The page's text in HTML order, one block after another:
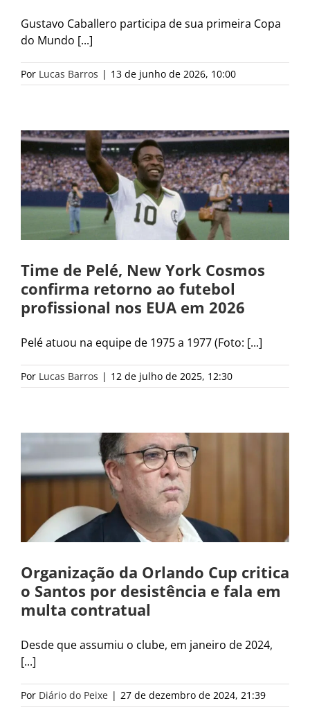
Gustavo Caballero participa de sua primeira Copa
do Mundo [...]
Por Lucas Barros | 13 de junho de 2026, 10:00
Time de Pelé, New York Cosmos
confirma retorno ao futebol
profissional nos EUA em 2026
Pelé atuou na equipe de 1975 a 1977 (Foto: [...]
Por Lucas Barros | 12 de julho de 2025, 12:30
Organização da Orlando Cup critica
o Santos por desistência e fala em
multa contratual
Desde que assumiu o clube, em janeiro de 2024,
[...]
Por Diário do Peixe | 27 de dezembro de 2024, 21:39